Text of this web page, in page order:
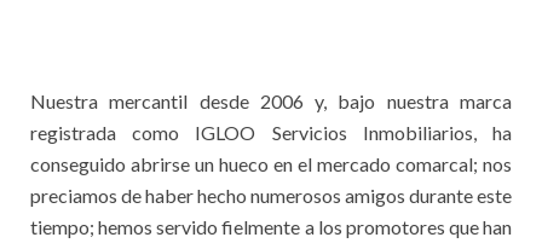
Nuestra mercantil desde 2006 y, bajo nuestra marca
registrada como IGLOO Servicios Inmobiliarios, ha
conseguido abrirse un hueco en el mercado comarcal; nos
preciamos de haber hecho numerosos amigos durante este
tiempo; hemos servido fielmente a los promotores que han